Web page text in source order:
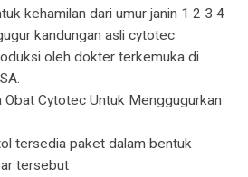
kehamilan dari umur janin 1 2 3 4
kandungan asli cytotec
oleh dokter terkemuka di
Obat Cytotec Untuk Menggugurkan
tersedia paket dalam bentuk
tersebut